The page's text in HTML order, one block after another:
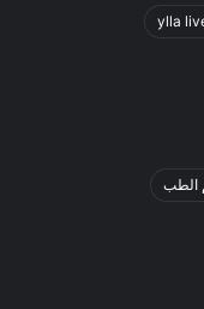
ylla
الطب